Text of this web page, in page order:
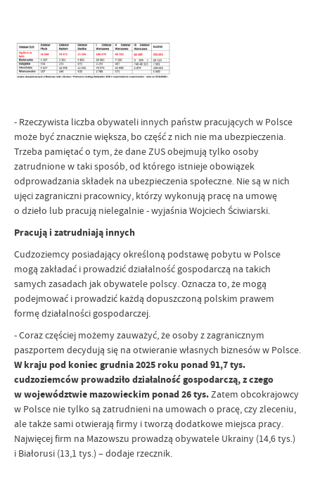
- Rzeczywista liczba obywateli innych państw pracujących w Polsce
może być znacznie większa, bo część z nich nie ma ubezpieczenia.
Trzeba pamiętać o tym, że dane ZUS obejmują tylko osoby
zatrudnione w taki sposób, od którego istnieje obowiązek
odprowadzania składek na ubezpieczenia społeczne. Nie są w nich
ujęci zagraniczni pracownicy, którzy wykonują pracę na umowę
o dzieło lub pracują nielegalnie - wyjaśnia Wojciech Ściwiarski.
Pracują i zatrudniają innych
Cudzoziemcy posiadający określoną podstawę pobytu w Polsce
mogą zakładać i prowadzić działalność gospodarczą na takich
samych zasadach jak obywatele polscy. Oznacza to, że mogą
podejmować i prowadzić każdą dopuszczoną polskim prawem
formę działalności gospodarczej.
- Coraz częściej możemy zauważyć, że osoby z zagranicznym
paszportem decydują się na otwieranie własnych biznesów w Polsce.
W kraju pod koniec grudnia 2025 roku ponad 91,7 tys.
cudzoziemców prowadziło działalność gospodarczą, z czego
w województwie mazowieckim ponad 26 tys. Zatem obcokrajowcy
w Polsce nie tylko są zatrudnieni na umowach o pracę, czy zleceniu,
ale także sami otwierają firmy i tworzą dodatkowe miejsca pracy.
Najwięcej firm na Mazowszu prowadzą obywatele Ukrainy (14,6 tys.)
i Białorusi (13,1 tys.) – dodaje rzecznik.